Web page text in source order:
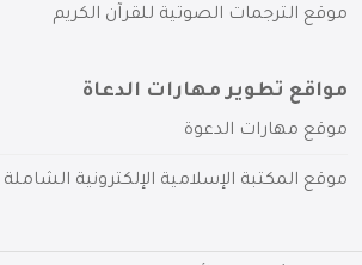
موقع الترجمات الصوتية للقرآن الكريم
مواقع تطوير مهارات الدعاة
موقع مهارات الدعوة
موقع المكتبة الإسلامية الإلكترونية الشاملة